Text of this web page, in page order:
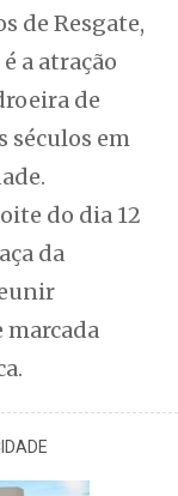
de Resgate,
a atração
de
séculos em
do dia 12
da